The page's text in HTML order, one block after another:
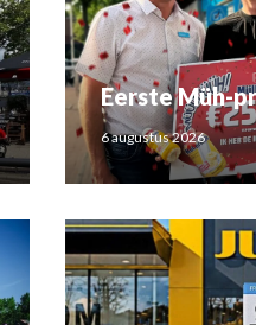
Eerste Müh-
6 augustus 2026